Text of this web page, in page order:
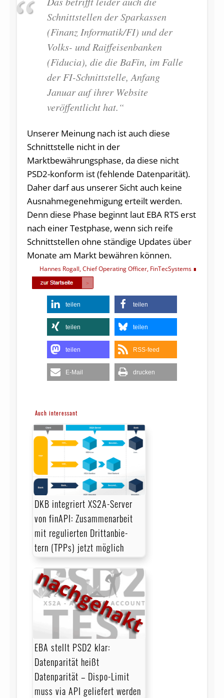
Schnittstellen der Sparkassen
(Finanz Informatik/FI) und der
Volks- und Raiffeisenbanken
(Fiducia), die die BaFin, im Falle
der FI-Schnittstelle, Anfang
Januar auf ihrer Website
veröffentlicht hat.“
Unserer Meinung nach ist auch diese
Schnittstelle nicht in der
Marktbewährungsphase, da diese nicht
PSD2-konform ist (fehlende Datenparität).
Daher darf aus unserer Sicht auch keine
Ausnahmegenehmigung erteilt werden.
Denn diese Phase beginnt laut EBA RTS erst
nach einer Testphase, wenn sich reife
Schnittstellen ohne ständige Updates über
Monate am Markt bewähren können.
Hannes Rogall, Chief Operating Officer, FinTecSystems
teilen teilen
teilen teilen
teilen RSS-feed
E-Mail drucken
Auch interessant
DKB integriert XS2A-Server
von finAPI: Zusammenarbeit
mit regulierten Dritt­an­bie­
tern (TPPs) jetzt möglich
EBA stellt PSD2 klar:
Datenparität heißt
Datenparität – Dispo-Limit
muss via API geliefert werden